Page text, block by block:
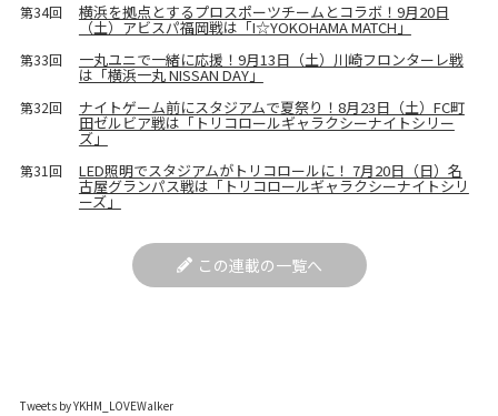
第34回 横浜を拠点とするプロスポーツチームとコラボ！9月20日
（土）アビスパ福岡戦は「I☆YOKOHAMA MATCH」
第33回 一丸ユニで一緒に応援！9月13日（土）川崎フロンターレ戦
は「横浜一丸 NISSAN DAY」
第32回 ナイトゲーム前にスタジアムで夏祭り！8月23日（土）FC町
田ゼルビア戦は「トリコロールギャラクシーナイトシリー
ズ」
第31回 LED照明でスタジアムがトリコロールに！ 7月20日（日）名
古屋グランパス戦は「トリコロールギャラクシーナイトシリ
ーズ」
この連載の一覧へ
Tweets by YKHM_LOVEWalker